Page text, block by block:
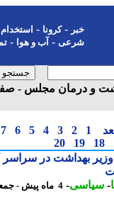
-کرونا-استخدام-
شرعی-آب و هوا-تماس
و درمان مجلس - صفحه
1
2
3
4
5
6
7
8
19
20
بهداشت در سراسر
-4 ماه پیش - جمعه 7 فروردین 1405، 09:35